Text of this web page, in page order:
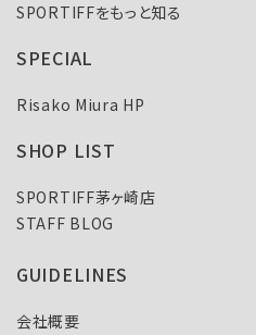
SPORTIFFをもっと知る
SPECIAL
Risako Miura HP
SHOP LIST
SPORTIFF茅ヶ崎店
STAFF BLOG
GUIDELINES
会社概要